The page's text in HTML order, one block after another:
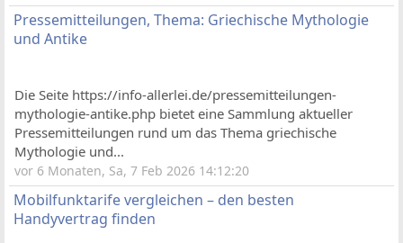
Pressemitteilungen, Thema: Griechische Mythologie
und Antike
Die Seite https://info-allerlei.de/pressemitteilungen-
mythologie-antike.php bietet eine Sammlung aktueller
Pressemitteilungen rund um das Thema griechische
Mythologie und...
vor 6 Monaten, Sa, 7 Feb 2026 14:12:20
Mobilfunktarife vergleichen – den besten
Handyvertrag finden